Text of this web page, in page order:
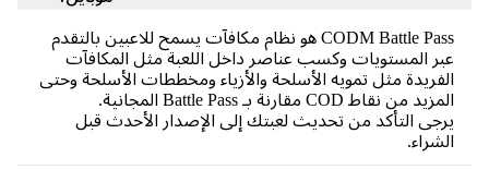
CODM Battle Pass هو نظام مكافآت يسمح للاعبين بالتقدم
عبر المستويات وكسب عناصر داخل اللعبة مثل المكافآت
الفريدة مثل تمويه الأسلحة والأزياء ومخططات الأسلحة وحتى
المزيد من نقاط COD مقارنة بـ Battle Pass المجانية.
يرجى التأكد من تحديث لعبتك إلى الإصدار الأحدث قبل
الشراء.